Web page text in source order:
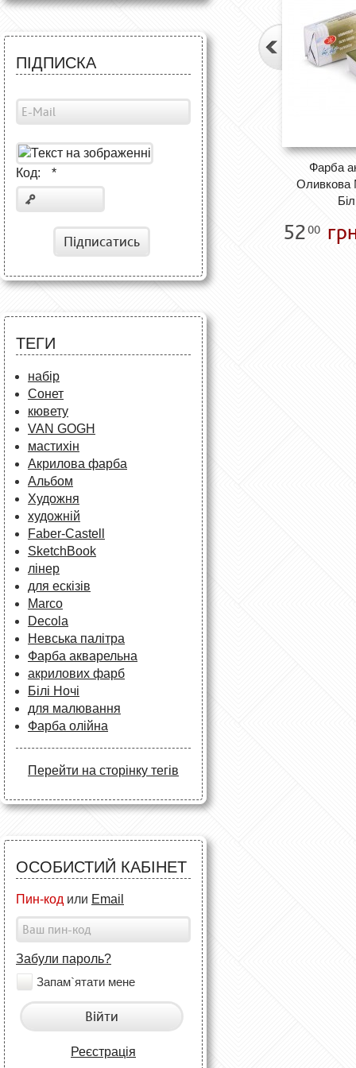
ПІДПИСКА
Код: *
Підписатись
ТЕГИ
набір
Сонет
кювету
VAN GOGH
мастихін
Акрилова фарба
Альбом
Художня
художній
Faber-Castell
SketchBook
лінер
для ескізів
Marco
Decola
Невська палітра
Фарба акварельна
акрилових фарб
Білі Ночі
для малювання
Фарба олійна
Перейти на сторінку тегів
ОСОБИСТИЙ КАБІНЕТ
Пин-код или Email
Забули пароль?
Запам`ятати мене
Війти
Реєстрація
Фарба
Оливкова
5200